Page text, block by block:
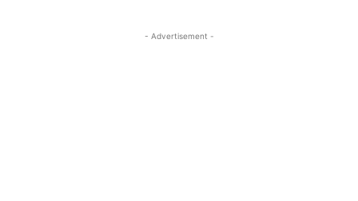
- Advertisement -